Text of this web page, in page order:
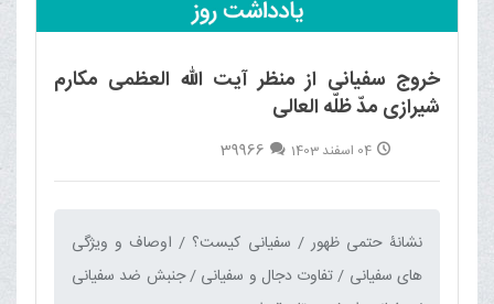
خروج سفیانی از منظر آیت الله العظمی مکارم
شیرازی مدّ ظلّه العالی
04 اسفند 1403 39966
نشانۀ حتمی ظهور / سفیانی کیست؟ / اوصاف و ویژگی
های سفیانی / تفاوت دجال و سفیانی / جنبش ضد سفیانی